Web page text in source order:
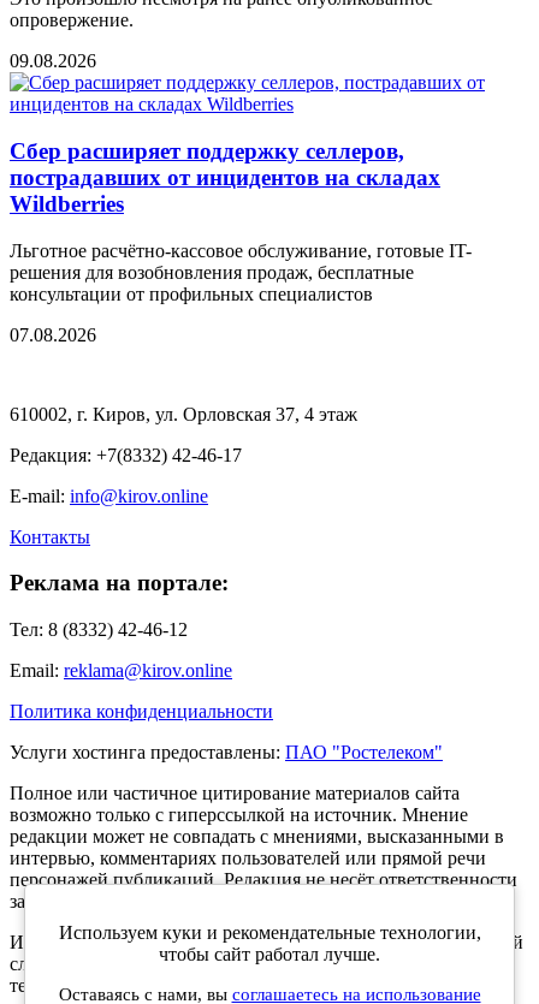
опровержение.
09.08.2026
Сбер расширяет поддержку селлеров,
пострадавших от инцидентов на складах
Wildberries
Льготное расчётно-кассовое обслуживание, готовые IT-
решения для возобновления продаж, бесплатные
консультации от профильных специалистов
07.08.2026
610002, г. Киров, ул. Орловская 37, 4 этаж
Редакция: +7(8332) 42-46-17
E-mail: info@kirov.online
Контакты
Реклама на портале:
Тел: 8 (8332) 42-46-12
Email: reklama@kirov.online
Политика конфиденциальности
Услуги хостинга предоставлены: ПАО "Ростелеком"
Полное или частичное цитирование материалов сайта
возможно только с гиперссылкой на источник. Мнение
редакции может не совпадать с мнениями, высказанными в
интервью, комментариях пользователей или прямой речи
персонажей публикаций. Редакция не несёт ответственности
за текст комментариев читателей.
Интернет-портал Kirov.online зарегистрирован в Федеральной
службе по надзору в сфере связи, информационных
технологий и массовых коммуникаций (Роскомнадзор) 5
Используем куки и рекомендательные технологии,
чтобы сайт работал лучше.
Оставаясь с нами, вы соглашаетесь на использование